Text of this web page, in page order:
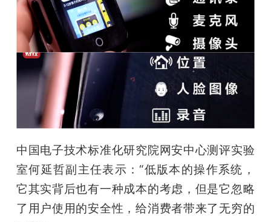
中国电子技术标准化研究院网安中心测评实验
室何延哲副主任表示：“低版本的操作系统，
它其实背后也有一种成本的考虑，但是它忽略
了用户使用的安全性，给消费者带来了无穷的